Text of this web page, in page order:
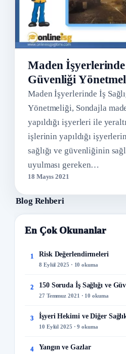
Maden İşyerlerinde
Güvenliği
Maden İşyerlerinde İş
Yönetmeliği, Sondajla
yapıldığı işyerleri ile
işlerinin yapıldığı
sağlığı ve güvenliğinin
uyulması gereken…
18 Mayıs 2021
Blog Rehberi
En Çok Okunanlar
1 Risk Değerlendirmeleri
8 Eylül 2025 · 10 okuma
2 150 Soruda İş Sağlığı ve
27 Temmuz 2021 · 10 okuma
3 İşyeri Hekimi ve Diğer
10 Eylül 2025 · 9 okuma
4 Yangın ve Gazlar